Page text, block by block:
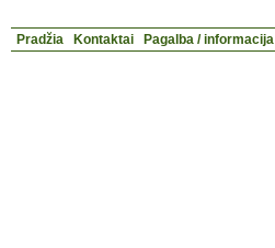
Pradžia Kontaktai Pagalba / informacija